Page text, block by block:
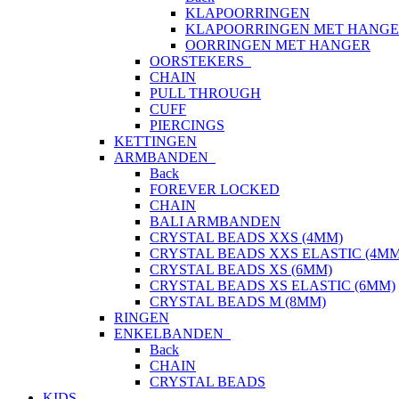
KLAPOORRINGEN
KLAPOORRINGEN MET
OORRINGEN MET HANGER
OORSTEKERS
CHAIN
PULL THROUGH
CUFF
PIERCINGS
KETTINGEN
ARMBANDEN
Back
FOREVER LOCKED
CHAIN
BALI ARMBANDEN
CRYSTAL BEADS XXS (4MM)
CRYSTAL BEADS XXS ELASTIC
CRYSTAL BEADS XS (6MM)
CRYSTAL BEADS XS ELASTIC (6MM)
CRYSTAL BEADS M (8MM)
RINGEN
ENKELBANDEN
Back
CHAIN
CRYSTAL BEADS